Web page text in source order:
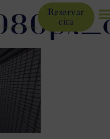
Reservar
cita